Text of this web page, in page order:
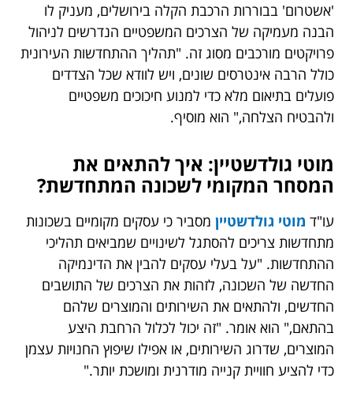
'אשטרום' בבוררות הרכבת הקלה בירושלים, מעניק לו
הבנה מעמיקה של הצרכים המשפטיים הנדרשים לניהול
פרויקטים מורכבים מסוג זה. "תהליך ההתחדשות העירונית
כולל הרבה אינטרסים שונים, ויש לוודא שכל הצדדים
פועלים בתיאום מלא כדי למנוע חיכוכים משפטיים
ולהבטיח הצלחה," הוא מוסיף.
מוטי גולדשטיין: איך להתאים את
המסחר המקומי לשכונה המתחדשת?
עו"ד מוטי גולדשטיין מסביר כי עסקים מקומיים בשכונות
מתחדשות צריכים להסתגל לשינויים שמביאים תהליכי
ההתחדשות. "על בעלי עסקים להבין את הדינמיקה
החדשה של השכונה, לזהות את הצרכים של התושבים
החדשים, ולהתאים את השירותים והמוצרים שלהם
בהתאם," הוא אומר. "זה יכול לכלול הרחבת היצע
המוצרים, שדרוג השירותים, או אפילו שיפוץ החנויות עצמן
כדי להציע חוויית קנייה מודרנית ומושכת יותר."